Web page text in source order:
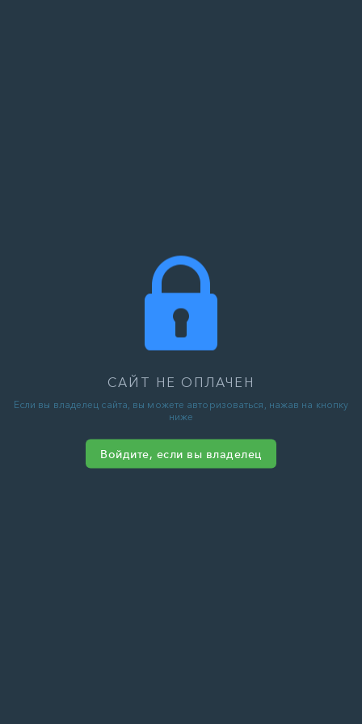
САЙТ НЕ ОПЛАЧЕН
Если вы владелец сайта, вы можете авторизоваться, нажав на кнопку
ниже
Войдите, если вы владелец